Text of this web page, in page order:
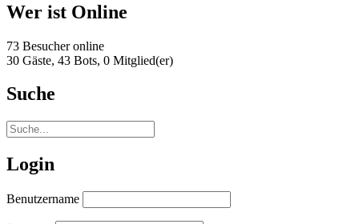
Wer ist Online
73 Besucher online
30 Gäste, 43 Bots, 0 Mitglied(er)
Suche
Login
Benutzername